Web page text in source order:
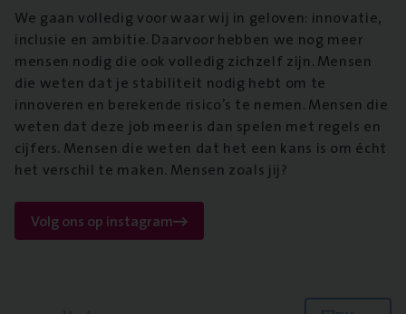
We gaan volledig voor waar wij in geloven: innovatie,
inclusie en ambitie. Daarvoor hebben we nog meer
mensen nodig die ook volledig zichzelf zijn. Mensen
die weten dat je stabiliteit nodig hebt om te
innoveren en berekende risico’s te nemen. Mensen die
weten dat deze job meer is dan spelen met regels en
cijfers. Mensen die weten dat het een kans is om écht
het verschil te maken. Mensen zoals jij?
Volg ons op instagram